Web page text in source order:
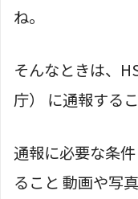
ね。
そんなときは、
庁） に通報する
通報に必要な条
ること 動画や写